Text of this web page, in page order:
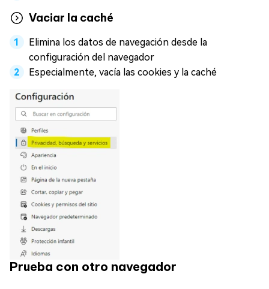
Vaciar la caché
Elimina los datos de navegación desde la
configuración del navegador
Especialmente, vacía las cookies y la caché
Prueba con otro navegador